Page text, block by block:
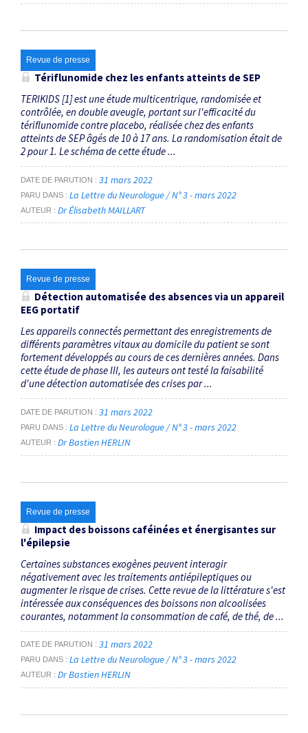
Revue de presse
Tériflunomide chez les enfants atteints de SEP
TERIKIDS [1] est une étude multicentrique, randomisée et
contrôlée, en double aveugle, portant sur l'efficacité du
tériflunomide contre placebo, réalisée chez des enfants
atteints de SEP âgés de 10 à 17 ans. La randomisation était de
2 pour 1. Le schéma de cette étude ...
DATE DE PARUTION 31 mars 2022
PARU DANS La Lettre du Neurologue / N° 3 - mars 2022
AUTEUR Dr Élisabeth MAILLART
Revue de presse
Détection automatisée des absences via un appareil
EEG portatif
Les appareils connectés permettant des enregistrements de
différents paramètres vitaux au domicile du patient se sont
fortement développés au cours de ces dernières années. Dans
cette étude de phase III, les auteurs ont testé la faisabilité
d'une détection automatisée des crises par ...
DATE DE PARUTION 31 mars 2022
PARU DANS La Lettre du Neurologue / N° 3 - mars 2022
AUTEUR Dr Bastien HERLIN
Revue de presse
Impact des boissons caféinées et énergisantes sur
l'épilepsie
Certaines substances exogènes peuvent interagir
négativement avec les traitements anti­­épileptiques ou
augmenter le risque de crises. Cette revue de la littérature s'est
intéressée aux conséquences des boissons non alcoolisées
courantes, notamment la consommation de café, de thé, de ...
DATE DE PARUTION 31 mars 2022
PARU DANS La Lettre du Neurologue / N° 3 - mars 2022
AUTEUR Dr Bastien HERLIN